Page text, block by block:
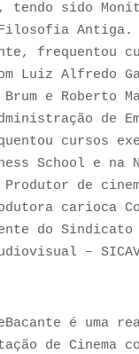
tendo sido
Antiga.
frequentou
Luiz Alfredo
Brum e Roberto
de
cursos
School e na
de
carioca
do Sindicato
–
é uma
de Cinema